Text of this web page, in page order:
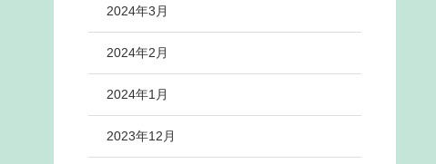
2024年3月
2024年2月
2024年1月
2023年12月